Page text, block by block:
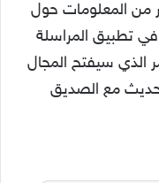
من المعلومات حول
تطبيق المراسلة
الذي سيفتح المجال
مع الصديق